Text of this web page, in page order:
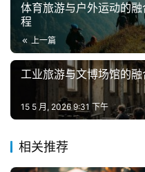
体育旅游与户外运动的
程
上一篇
工业旅游与文博场馆的
15 5 月, 2026 9:31 下午
相关推荐